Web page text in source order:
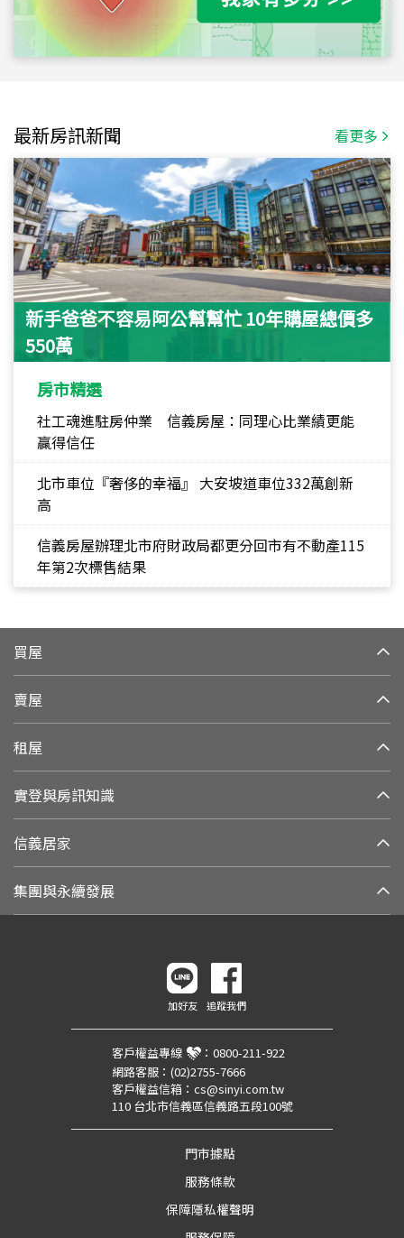
最新房訊新聞 看更多
新手爸爸不容易阿公幫幫忙 10年購屋總價多
550萬
房市精選
社工魂進駐房仲業 信義房屋：同理心比業績更能
贏得信任
北市車位『奢侈的幸福』 大安坡道車位332萬創新
高
信義房屋辦理北市府財政局都更分回市有不動產115
年第2次標售結果
買屋
賣屋
租屋
實登與房訊知識
信義居家
集團與永續發展
加好友 追蹤我們
客戶權益專線 ： 0800-211-922
網路客服： (02)2755-7666
客戶權益信箱： cs@sinyi.com.tw
110 台北市信義區信義路五段100號
門市據點
服務條款
保障隱私權聲明